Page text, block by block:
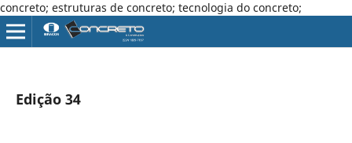
concreto; estruturas de concreto; tecnologia do concreto;
Edição 34